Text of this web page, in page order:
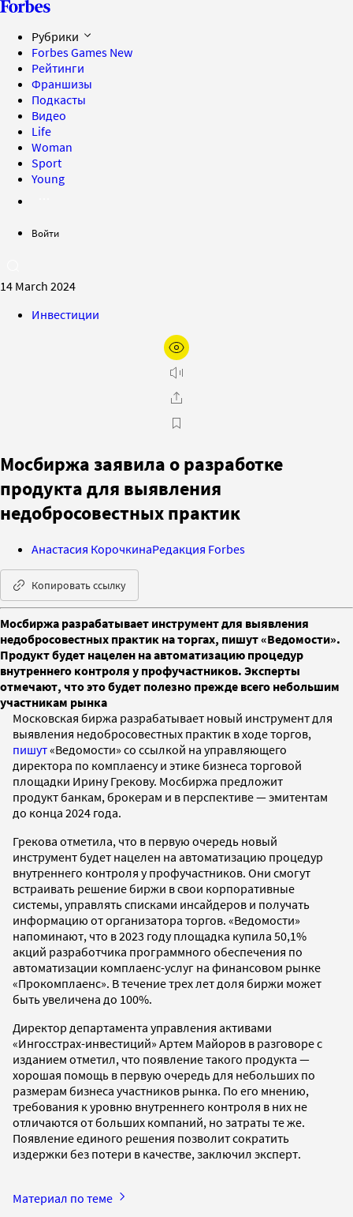
Рубрики
Forbes Games New
Рейтинги
Франшизы
Подкасты
Видео
Life
Woman
Sport
Young
Войти
14 March 2024
Инвестиции
Мосбиржа заявила о разработке
продукта для выявления
недобросовестных практик
Анастасия КорочкинаРедакция Forbes
Копировать ссылку
Мосбиржа разрабатывает инструмент для выявления
недобросовестных практик на торгах, пишут «Ведомости».
Продукт будет нацелен на автоматизацию процедур
внутреннего контроля у профучастников. Эксперты
отмечают, что это будет полезно прежде всего небольшим
участникам рынка
Московская биржа разрабатывает новый инструмент для
выявления недобросовестных практик в ходе торгов,
пишут«Ведомости» со ссылкой на управляющего
директора по комплаенсу и этике бизнеса торговой
площадки Ирину Грекову. Мосбиржа предложит
продукт банкам, брокерам и в перспективе — эмитентам
до конца 2024 года.
Грекова отметила, что в первую очередь новый
инструмент будет нацелен на автоматизацию процедур
внутреннего контроля у профучастников. Они смогут
встраивать решение биржи в свои корпоративные
системы, управлять списками инсайдеров и получать
информацию от организатора торгов. «Ведомости»
напоминают, что в 2023 году площадка купила 50,1%
акций разработчика программного обеспечения по
автоматизации комплаенс-услуг на финансовом рынке
«Прокомплаенс». В течение трех лет доля биржи может
быть увеличена до 100%.
Директор департамента управления активами
«Ингосстрах-инвестиций» Артем Майоров в разговоре с
изданием отметил, что появление такого продукта —
хорошая помощь в первую очередь для небольших по
размерам бизнеса участников рынка. По его мнению,
требования к уровню внутреннего контроля в них не
отличаются от больших компаний, но затраты те же.
Появление единого решения позволит сократить
издержки без потери в качестве, заключил эксперт.
Материал по теме